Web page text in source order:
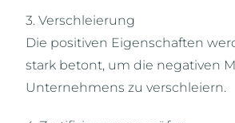
3. Verschleierung
Die positiven Eigenschaften
stark betont, um die negativen
Unternehmens zu verschleiern.